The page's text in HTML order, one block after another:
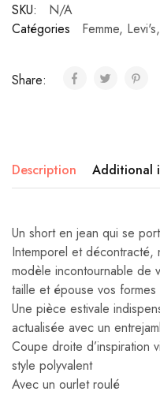
SKU:
N/A
Catégories
Femme, Levi's,
Share:
Description Additional
Un short en jean qui se
Intemporel et
modèle incontournable de
taille et épouse vos
Une pièce estivale
actualisée avec un
Coupe droite d’inspiration
style polyvalent
Avec un ourlet roulé